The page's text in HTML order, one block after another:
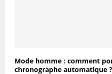
Mode homme : comment
chronographe automatique ?